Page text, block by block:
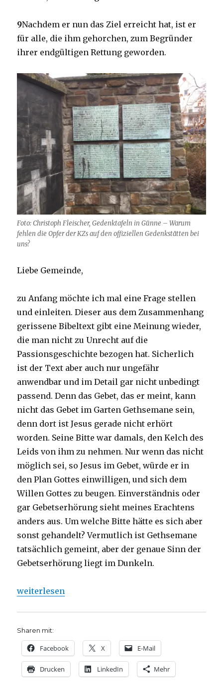
9Nachdem er nun das Ziel erreicht hat, ist er
für alle, die ihm gehorchen, zum Begründer
ihrer endgültigen Rettung geworden.
Foto: Christoph Fleischer, Gedenktafeln in Günne – Warum
fehlen die Opfer der KZs auf den offiziellen Gedenkstätten bei
uns?
Liebe Gemeinde,
zu Anfang möchte ich mal eine Frage stellen
und einleiten. Dieser aus dem Zusammenhang
gerissene Bibeltext gibt eine Meinung wieder,
die man nicht zu Unrecht auf die
Passionsgeschichte bezogen hat. Sicherlich
ist der Text aber auch nur ungefähr
anwendbar und im Detail gar nicht unbedingt
passend. Denn das Gebet, das er meint, kann
nicht das Gebet im Garten Gethsemane sein,
denn dort ist Jesus gerade nicht erhört
worden. Seine Bitte war damals, den Kelch des
Leids von ihm zu nehmen. Nur wenn das nicht
möglich sei, so Jesus im Gebet, würde er in
den Plan Gottes einwilligen, und sich dem
Willen Gottes zu beugen. Einverständnis oder
gar Gebetserhörung sieht meines Erachtens
anders aus. Um welche Bitte hätte es sich aber
sonst gehandelt? Vermutlich ist Gethsemane
tatsächlich gemeint, aber der genaue Sinn der
Gebetserhörung liegt im Dunkeln.
„Predigt über Hebräer 5, 7-9, Christoph Fleischer,
weiterlesen
Sharen mit:
Facebook X E-Mail
Drucken LinkedIn Mehr